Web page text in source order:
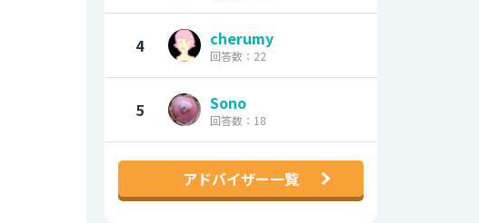
4 cherumy
回答数：22
5 Sono
回答数：18
アドバイザー一覧